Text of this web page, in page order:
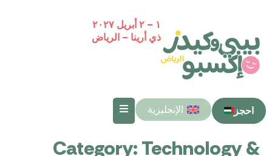
١ – ٢ أبريل ٢٠٢٧
ذي أرينا – الرياض
احجز الإنجليزية
Category:Technology &